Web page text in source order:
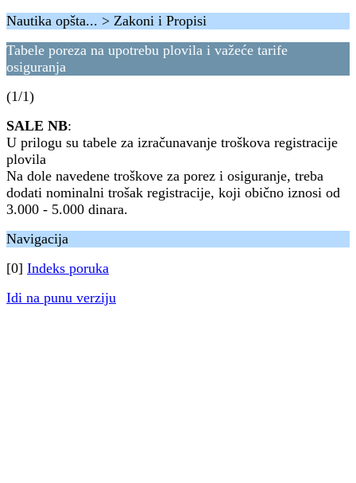
Nautika opšta... > Zakoni i Propisi
Tabele poreza na upotrebu plovila i važeće tarife
osiguranja
(1/1)
SALE NB:
U prilogu su tabele za izračunavanje troškova registracije
plovila
Na dole navedene troškove za porez i osiguranje, treba
dodati nominalni trošak registracije, koji obično iznosi od
3.000 - 5.000 dinara.
Navigacija
[0] Indeks poruka
Idi na punu verziju